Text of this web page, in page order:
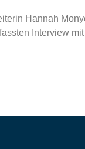
Hannah
Interview